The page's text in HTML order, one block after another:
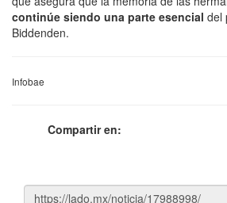
continúe siendo una parte esencial del
Biddenden.
Infobae
Compartir en: